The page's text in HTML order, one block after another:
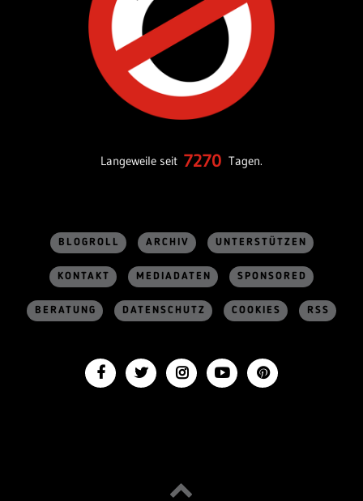
Langeweile seit 7270 Tagen.
BLOGROLL ARCHIV UNTERSTÜTZEN
KONTAKT MEDIADATEN SPONSORED
BERATUNG DATENSCHUTZ COOKIES RSS